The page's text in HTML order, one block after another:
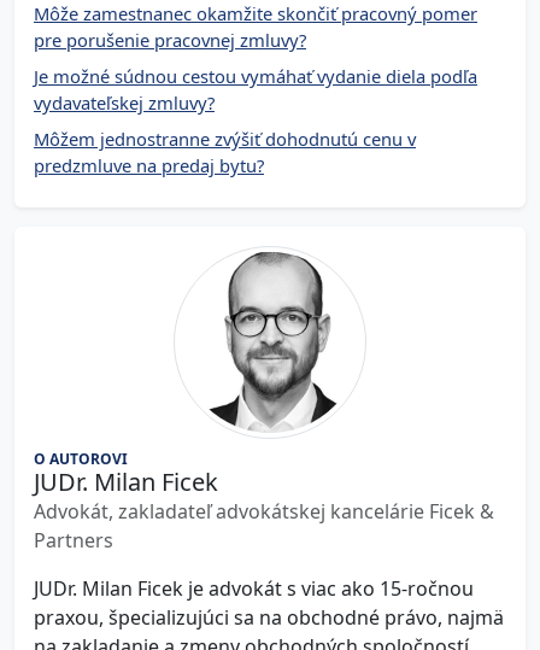
Môže zamestnanec okamžite skončiť pracovný pomer
pre porušenie pracovnej zmluvy?
Je možné súdnou cestou vymáhať vydanie diela podľa
vydavateľskej zmluvy?
Môžem jednostranne zvýšiť dohodnutú cenu v
predzmluve na predaj bytu?
O AUTOROVI
JUDr. Milan Ficek
Advokát, zakladateľ advokátskej kancelárie Ficek &
Partners
JUDr. Milan Ficek je advokát s viac ako 15-ročnou
praxou, špecializujúci sa na obchodné právo, najmä